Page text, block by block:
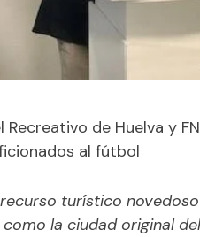
Recreativo de Huelva y
al fútbol
recurso turístico
como la ciudad original